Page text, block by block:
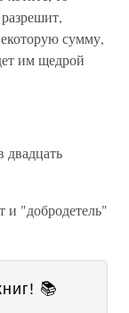
сумму,
им щедрой
и "добродетель"
📚